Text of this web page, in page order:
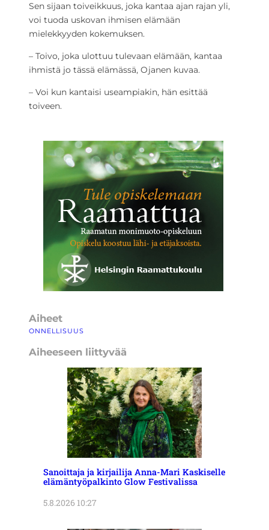
Sen sijaan toiveikkuus, joka kantaa ajan rajan yli,
voi tuoda uskovan ihmisen elämään
mielekkyyden kokemuksen.
– Toivo, joka ulottuu tulevaan elämään, kantaa
ihmistä jo tässä elämässä, Ojanen kuvaa.
– Voi kun kantaisi useampiakin, hän esittää
toiveen.
Aiheet
ONNELLISUUS
Aiheeseen liittyvää
Sanoittaja ja kirjailija Anna-Mari Kaskiselle
elämäntyöpalkinto Glow Festivalissa
5.8.2026 10:27